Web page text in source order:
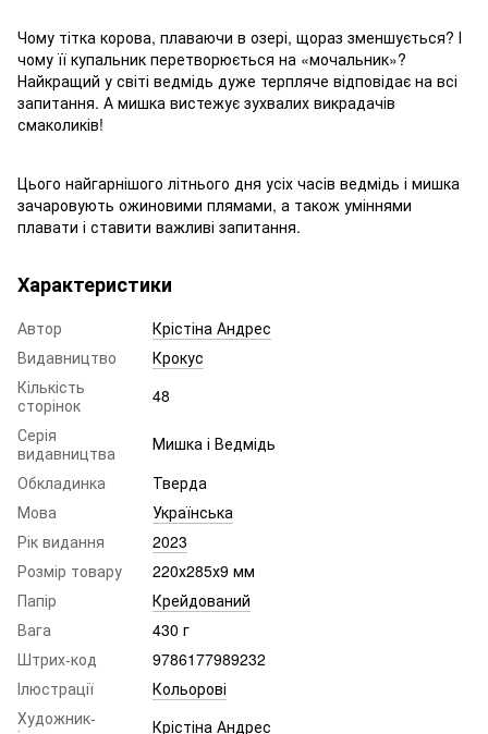
Чому тітка корова, плаваючи в озері, щораз зменшується? І
чому її купальник перетворюється на «мочальник»?
Найкращий у світі ведмідь дуже терпляче відповідає на всі
запитання. А мишка вистежує зухвалих викрадачів
смаколиків!
Цього найгарнішого літнього дня усіх часів ведмідь і мишка
зачаровують ожиновими плямами, а також уміннями
плавати і ставити важливі запитання.
Характеристики
Автор
Крістіна Андрес
Видавництво
Крокус
Кількість
сторінок
48
Серія
видавництва
Мишка і Ведмідь
Обкладинка
Тверда
Мова
Українська
Рік видання
2023
Розмір товару
220х285х9 мм
Папір
Крейдований
Вага
430 г
Штрих-код
9786177989232
Ілюстрації
Кольорові
Художник-
Крістіна Андрес